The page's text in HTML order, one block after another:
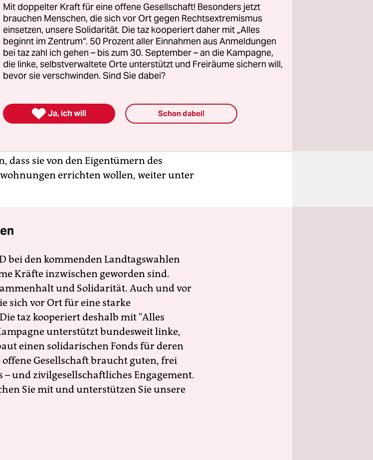
kritisierte gegenüber der taz das "extrem
obwohl von den anwesenden
sei. In den letzten Tagen
von Linken und Grünen sowie der
Verfahren noch nicht abgeschlossen
aller Gewalt durchgesetzt", monierte
sie von den Eigentümern des
errichten wollen, weiter unter
bei den kommenden Landtagswahlen
Kräfte inzwischen geworden sind.
und Solidarität. Auch und vor
sich vor Ort für eine starke
taz kooperiert deshalb mit "Alles
unterstützt bundesweit linke,
einen solidarischen Fonds für deren
Gesellschaft braucht guten, frei
und zivilgesellschaftliches Engagement.
Sie mit und unterstützen Sie unsere
Mit doppelter Kraft für eine offene Gesellschaft! Besonders jetzt
brauchen Menschen, die sich vor Ort gegen Rechtsextremismus
einsetzen, unsere Solidarität. Die taz kooperiert daher mit „Alles
beginnt im Zentrum“. 50 Prozent aller Einnahmen aus Anmeldungen
bei taz zahl ich gehen – bis zum 30. September – an die Kampagne,
die linke, selbstverwaltete Orte unterstützt und Freiräume sichern will,
bevor sie verschwinden. Sind Sie dabei?
 Ja, ich will Schon dabei!